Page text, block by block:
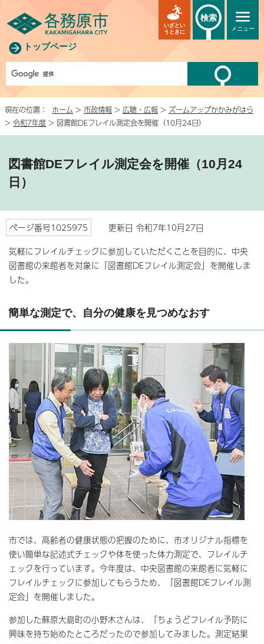
トップページ
メニュー
いざとい
うときに
検索
現在の位置： ホーム > 市政情報 > 広聴・広報 > ズームアップかかみがはら
> 令和7年度 > 図書館DEフレイル測定会を開催（10月24日）
図書館DEフレイル測定会を開催（10月24
日）
ページ番号1025975
更新日 令和7年10月27日
気軽にフレイルチェックに参加していただくことを目的に、中央
図書館の来館者を対象に「図書館DEフレイル測定会」を開催しま
した。
簡単な測定で、自分の健康を見つめなおす
市では、高齢者の健康状態の把握のために、市オリジナル指標を
使い簡単な記述式チェックや体を使った体力測定で、フレイルチ
ェックを行っています。今年度は、中央図書館の来館者に気軽に
フレイルチェックに参加してもらうため、「図書館DEフレイル測
定会」を開催しました。
参加した蘇原大島町の小野木さんは、「ちょうどフレイル予防に
興味を持ち始めたところだったので参加してみました。測定結果